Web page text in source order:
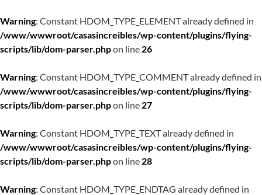
Warning: Constant HDOM_TYPE_ELEMENT already defined in
/www/wwwroot/casasincreibles/wp-content/plugins/flying-
scripts/lib/dom-parser.phpon line 26
Warning: Constant HDOM_TYPE_COMMENT already defined in
/www/wwwroot/casasincreibles/wp-content/plugins/flying-
scripts/lib/dom-parser.phpon line 27
Warning: Constant HDOM_TYPE_TEXT already defined in
/www/wwwroot/casasincreibles/wp-content/plugins/flying-
scripts/lib/dom-parser.phpon line 28
Warning: Constant HDOM_TYPE_ENDTAG already defined in